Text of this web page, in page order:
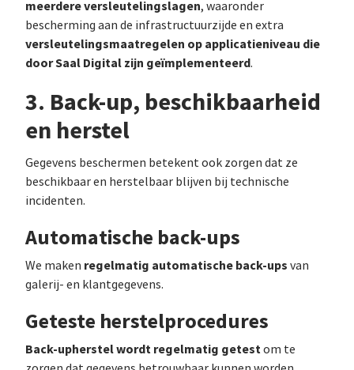
meerdere versleutelingslagen, waaronder
bescherming aan de infrastructuurzijde en extra
versleutelingsmaatregelen op applicatieniveau die
door Saal Digital zijn geïmplementeerd.
3. Back-up, beschikbaarheid
en herstel
Gegevens beschermen betekent ook zorgen dat ze
beschikbaar en herstelbaar blijven bij technische
incidenten.
Automatische back-ups
We maken regelmatig automatische back-ups van
galerij- en klantgegevens.
Geteste herstelprocedures
Back-upherstel wordt regelmatig getestom te